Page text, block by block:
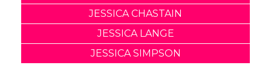
JESSICA CHASTAIN
JESSICA LANGE
JESSICA SIMPSON